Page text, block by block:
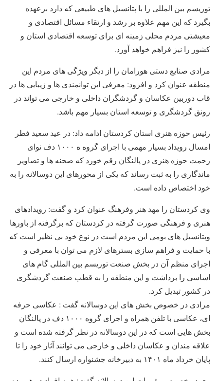
توریسم بین المللی را با پتانسیل های طبیعی که دارد برعهده
بگیرد که این مهم علاوه بر رشد و ارتقاء مسائل اقتصادی و
معیشتی مردم محلی زمینه ای برای توسعه اقتصادی استان و
کشور را نیز فراهم خواهد آورد.
مرادی صنایع دستی هورامان را از دیگر ویژگی های مردم این
منطقه عنوان کرد و افزود: معرفی این توانمندی ها و زیبایی ها در
قاب دوربین عکاسان و گردشگران داخلی و خارجی می تواند در
رونق گردشگری و توسعه استان بسیار مهم باشد.
رئیس حوزه هنری استان کردستان ادامه داد: در عید سعید فطر
امسال رویداد بسیار مهمی با اجرای گروه ه ۱۰۰۰ دف نوای
رحمت حوزه هنری در پالنگان رقم خورد که صحنه ها و تصاویر
ماندگاری را به ثبت رساند که یکی از محورهای این دوسالانه را به
خود اختصاص داده است.
وی کردستان را مهد هنر وفرهنگ عنوان کرد و گفت: رویدادهای
هنری و فرهنگی صورت گرفته در کردستان که برگرفته از باورها
وپتانسیل های بومی این مردم است در نوع خود بی نظیر است که
با حمایت و فراهم سازی بسترهای لازم می توان با معرفی و
اجرای منظم آن در بخش صنعت توریسم بین المللی گام های
اساسی را برداشت و این منطقه را به قطب صنعت گردشگری
در کشور تبدیل کرد.
مرادی در خصوص بخش های این دوسالانه گفت : عکاسی حرفه
ای، عکاسی با تلفن همراه و اجرای گروه ۱۰۰۰ دف در پالنگان
بخش هایی است که در این دوسالانه در نظر گرفته شده است و
علاقه مندان و عکاسان داخلی و خارجی می توانند آثار خود را تا
پایان خرداد ماه ۱۴۰۱ به دبیرخانه جشنواره ارسال کنند.